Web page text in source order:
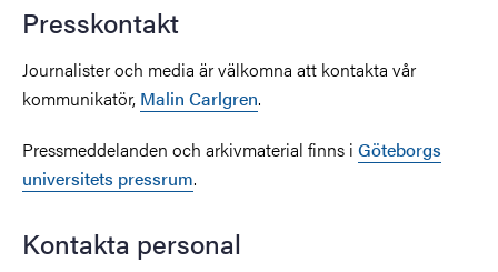
Presskontakt
Journalister och media är välkomna att kontakta vår
kommunikatör, Malin Carlgren.
Pressmeddelanden och arkivmaterial finns i Göteborgs
universitets pressrum.
Kontakta personal